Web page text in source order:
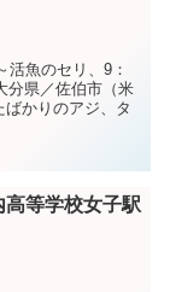
魚のセリ、9：
県／佐伯市（米
かりのアジ、タ
等学校女子駅